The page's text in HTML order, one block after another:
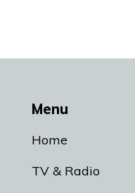
Menu
Home
TV & Radio